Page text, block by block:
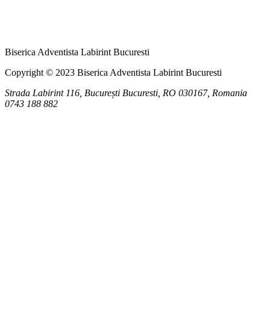
Biserica Adventista Labirint Bucuresti
Copyright © 2023 Biserica Adventista Labirint Bucuresti
Strada Labirint 116, București Bucuresti, RO 030167, Romania
0743 188 882